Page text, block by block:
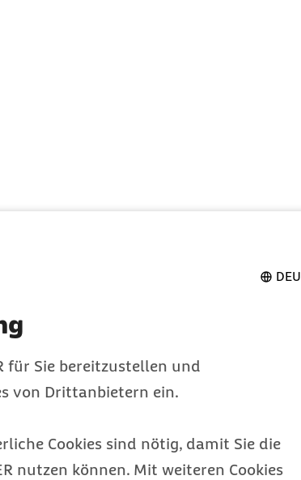
DEU
für Sie bereitzustellen und
von Drittanbietern ein.
Cookies sind nötig, damit Sie die
nutzen können. Mit weiteren Cookies